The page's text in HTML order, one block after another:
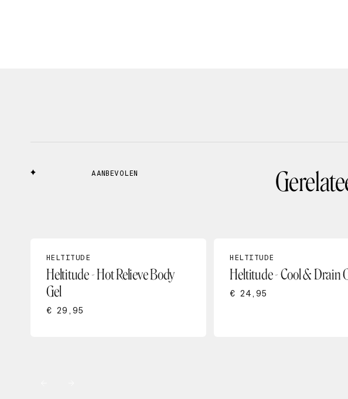
AANBEVOLEN
HELTITUDE
Heltitude - Hot Relieve Body
Gel
€ 29,95
HELTITUDE
Heltitude - Cool & Drain
€ 24,95